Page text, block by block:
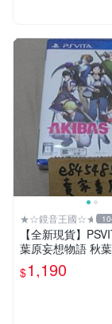
★☆鏡音王國☆★
【全新現貨】
葉原妄想物語 秋
IBA’S BEAT 純日
$1,190